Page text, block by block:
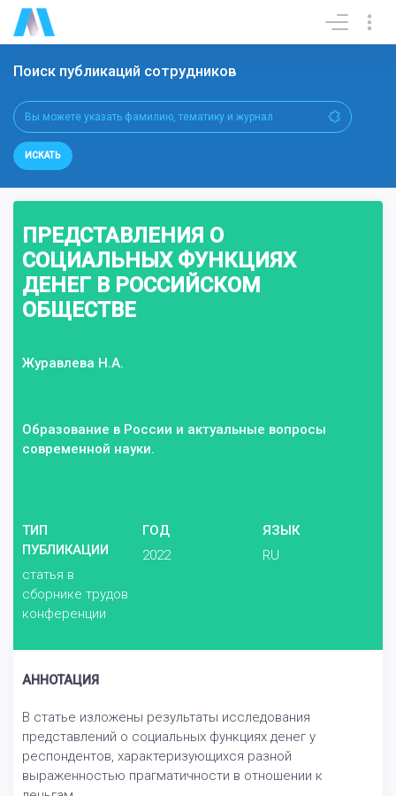
Поиск публикаций сотрудников
ИСКАТЬ
ПРЕДСТАВЛЕНИЯ О
СОЦИАЛЬНЫХ ФУНКЦИЯХ
ДЕНЕГ В РОССИЙСКОМ
ОБЩЕСТВЕ
Журавлева Н.А.
Образование в России и актуальные вопросы
современной науки.
ТИП
ПУБЛИКАЦИИ
статья в
сборнике трудов
конференции
ГОД
2022
ЯЗЫК
RU
АННОТАЦИЯ
В статье изложены результаты исследования
представлений о социальных функциях денег у
респондентов, характеризующихся разной
выраженностью прагматичности в отношении к